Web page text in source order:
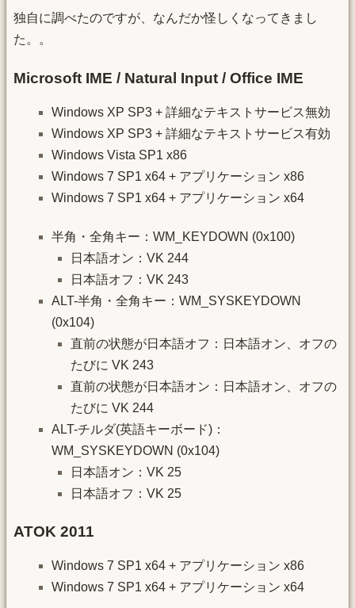
独自に調べたのですが、なんだか怪しくなってきまし
た。。
Microsoft IME / Natural Input / Office IME
Windows XP SP3 + 詳細なテキストサービス無効
Windows XP SP3 + 詳細なテキストサービス有効
Windows Vista SP1 x86
Windows 7 SP1 x64 + アプリケーション x86
Windows 7 SP1 x64 + アプリケーション x64
半角・全角キー：WM_KEYDOWN (0x100)
日本語オン：VK 244
日本語オフ：VK 243
ALT-半角・全角キー：WM_SYSKEYDOWN
(0x104)
直前の状態が日本語オフ：日本語オン、オフの
たびに VK 243
直前の状態が日本語オン：日本語オン、オフの
たびに VK 244
ALT-チルダ(英語キーボード)：
WM_SYSKEYDOWN (0x104)
日本語オン：VK 25
日本語オフ：VK 25
ATOK 2011
Windows 7 SP1 x64 + アプリケーション x86
Windows 7 SP1 x64 + アプリケーション x64